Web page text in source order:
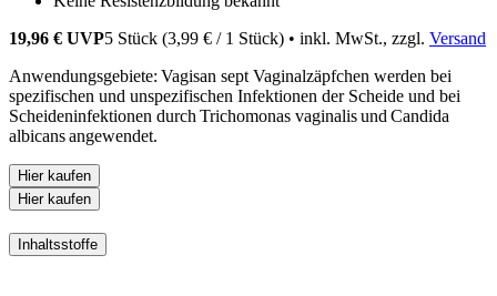
19,96 € UVP5 Stück (3,99 € / 1 Stück) • inkl. MwSt., zzgl. Versand
Anwendungsgebiete: Vagisan sept Vaginalzäpfchen werden bei
spezifischen und unspezifischen Infektionen der Scheide und bei
Scheideninfektionen durch Trichomonas vaginalis und Candida
albicans angewendet.
Hier kaufen
Hier kaufen
Inhaltsstoffe